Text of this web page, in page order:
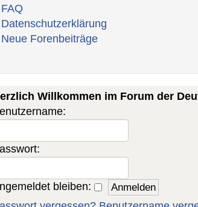
FAQ
Datenschutzerklärung
Neue Forenbeiträge
Willkommen im Forum der
bleiben: